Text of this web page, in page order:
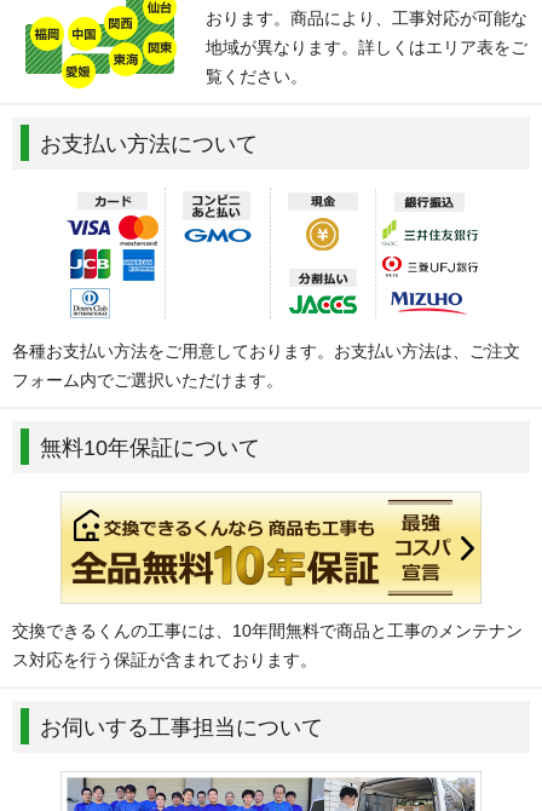
おります。商品により、工事対応が可能な
地域が異なります。詳しくはエリア表をご
覧ください。
お支払い方法について
各種お支払い方法をご用意しております。お支払い方法は、ご注文
フォーム内でご選択いただけます。
無料10年保証について
交換できるくんの工事には、10年間無料で商品と工事のメンテナン
ス対応を行う保証が含まれております。
お伺いする工事担当について